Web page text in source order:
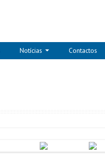
Notícias Contactos